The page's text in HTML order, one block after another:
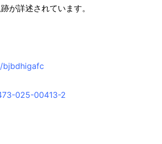
が詳述されています。
bjbdhigafc
025-00413-2